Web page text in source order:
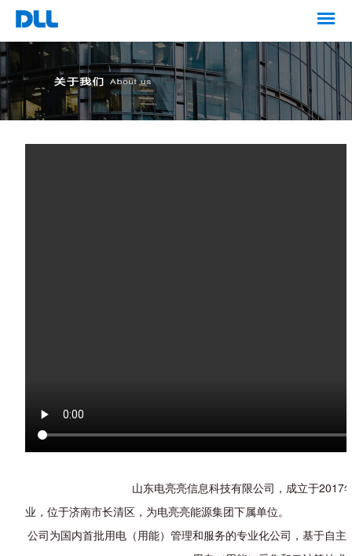
山东电亮亮信息科技有限公司，成立于2017年12月
业，位于济南市长清区，为电亮亮能源集团下属单位。
公司为国内首批用电（用能）管理和服务的专业化公司，基于自